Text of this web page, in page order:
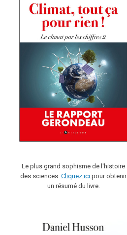
Le plus grand sophisme de l'histoire
des sciences. Cliquez ici pour obtenir
un résumé du livre.